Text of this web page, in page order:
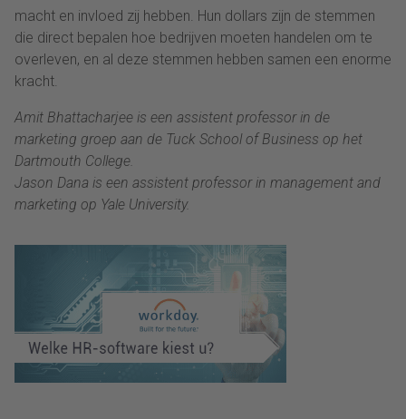
macht en invloed zij hebben. Hun dollars zijn de stemmen
die direct bepalen hoe bedrijven moeten handelen om te
overleven, en al deze stemmen hebben samen een enorme
kracht.
Amit Bhattacharjee is een assistent professor in de
marketing groep aan de Tuck School of Business op het
Dartmouth College.
Jason Dana is een assistent professor in management and
marketing op Yale University.